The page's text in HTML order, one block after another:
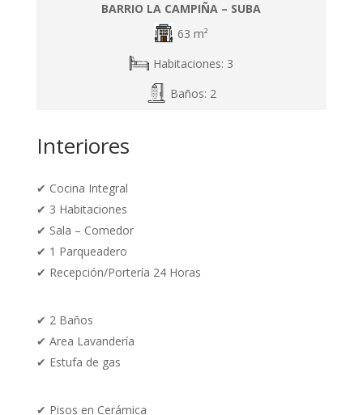
BARRIO LA CAMPIÑA – SUBA
63 m²
Habitaciones: 3
Baños: 2
Interiores
✔ Cocina Integral
✔ 3 Habitaciones
✔ Sala – Comedor
✔ 1 Parqueadero
✔ Recepción/Portería 24 Horas
✔ 2 Baños
✔ Area Lavandería
✔ Estufa de gas
✔ Pisos en Cerámica